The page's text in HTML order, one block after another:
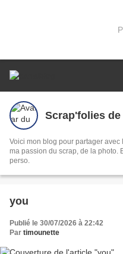
Scrap'folies
Voici mon blog pour partager
ma passion du scrap, de la photo.
perso.
you
Publié le 30/07/2026 à 22:42
Par timounette